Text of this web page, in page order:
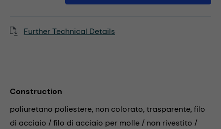
Further Technical Details
Construction
poliuretano poliestere, non colorato, trasparente, filo
di acciaio / filo di acciaio per molle / non rivestito /